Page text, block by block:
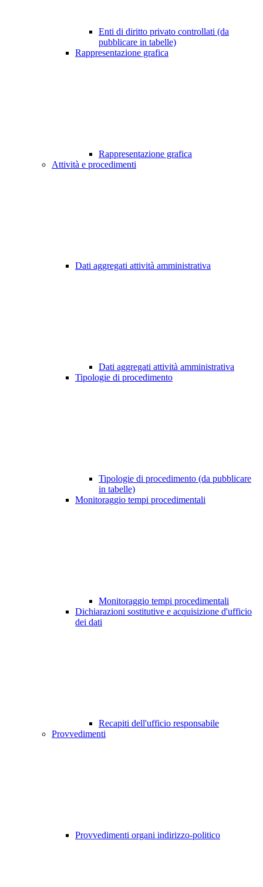
Enti di diritto privato controllati (da
pubblicare in tabelle)
Rappresentazione grafica
Rappresentazione grafica
Attività e procedimenti
Dati aggregati attività amministrativa
Dati aggregati attività amministrativa
Tipologie di procedimento
Tipologie di procedimento (da pubblicare
in tabelle)
Monitoraggio tempi procedimentali
Monitoraggio tempi procedimentali
Dichiarazioni sostitutive e acquisizione d'ufficio
dei dati
Recapiti dell'ufficio responsabile
Provvedimenti
Provvedimenti organi indirizzo-politico